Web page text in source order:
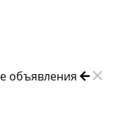
объявления